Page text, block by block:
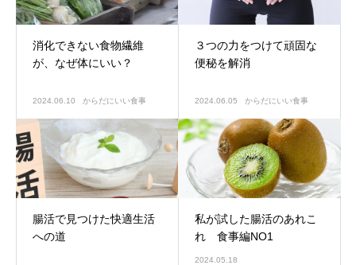
消化できない食物繊維
が、なぜ体にいい？
2024.06.10 からだにいい食事
３つの力をつけて頑固な
便秘を解消
2024.06.05 からだにいい食事
腸活で見つけた快適生活
への道
私が試した腸活のあれこ
れ 食事編NO1
2024.05.18